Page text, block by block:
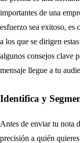
importantes de una
esfuerzo sea exitoso, es
a los que se dirigen
algunos consejos clave
mensaje llegue a tu
Identifica y
Antes de enviar tu nota
precisión a quién